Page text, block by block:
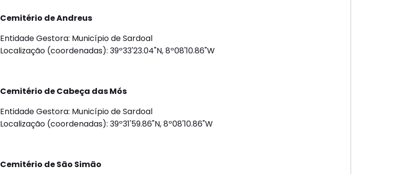
Cemitério de Andreus
Entidade Gestora: Município de Sardoal
Localização (coordenadas): 39º33'23.04"N, 8º08'10.86"W
Cemitério de Cabeça das Mós
Entidade Gestora: Município de Sardoal
Localização (coordenadas): 39º31'59.86"N, 8º08'10.86"W
Cemitério de São Simão